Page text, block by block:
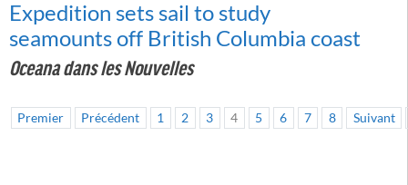
Expedition sets sail to study
seamounts off British Columbia coast
Oceana dans les Nouvelles
Premier Précédent 1 2 3 4 5 6 7 8 Suivant